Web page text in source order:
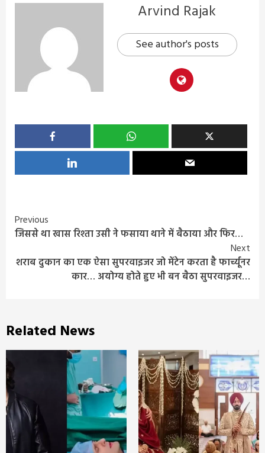
Arvind Rajak
See author's posts
Continue
Previous
जिससे था खास रिश्ता उसी ने फसाया थाने में बैठाया और फिर…
Next
शराब दुकान का एक ऐसा सुपरवाइजर जो मेंटेन करता है फार्च्यूनर
कार… अयोग्य होते हुए भी बन बैठा सुपरवाइजर…
Related News